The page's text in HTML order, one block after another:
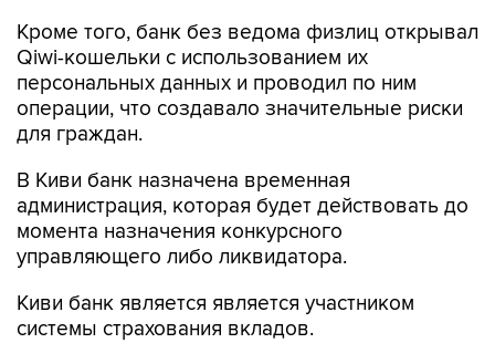
Кроме того, банк без ведома физлиц открывал
Qiwi-кошельки с использованием их
персональных данных и проводил по ним
операции, что создавало значительные риски
для граждан.
В Киви банк назначена временная
администрация, которая будет действовать до
момента назначения конкурсного
управляющего либо ликвидатора.
Киви банк является является участником
системы страхования вкладов.